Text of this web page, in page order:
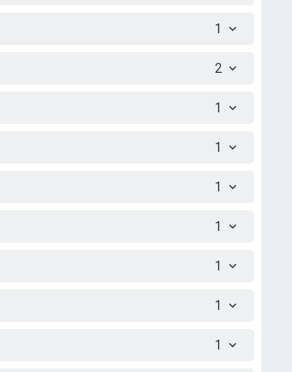
1
2
1
1
1
1
1
1
1